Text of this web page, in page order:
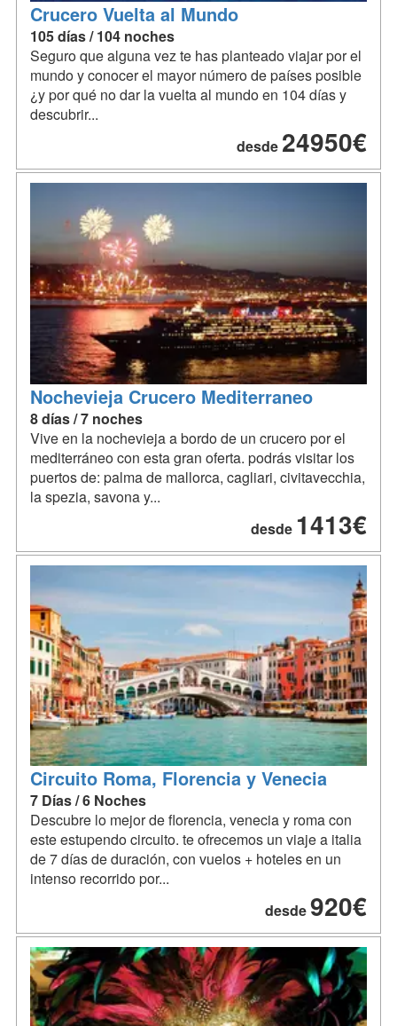
Crucero Vuelta al Mundo
105 días / 104 noches
Seguro que alguna vez te has planteado viajar por el
mundo y conocer el mayor número de países posible
¿y por qué no dar la vuelta al mundo en 104 días y
descubrir...
desde 24950€
Nochevieja Crucero Mediterraneo
8 días / 7 noches
Vive en la nochevieja a bordo de un crucero por el
mediterráneo con esta gran oferta. podrás visitar los
puertos de: palma de mallorca, cagliari, civitavecchia,
la spezia, savona y...
desde 1413€
Circuito Roma, Florencia y Venecia
7 Días / 6 Noches
Descubre lo mejor de florencia, venecia y roma con
este estupendo circuito. te ofrecemos un viaje a italia
de 7 días de duración, con vuelos + hoteles en un
intenso recorrido por...
desde920€